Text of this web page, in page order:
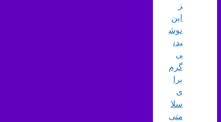
ز
این
نوش
یدن
ی
گرم
برا
ی
سلا
متی